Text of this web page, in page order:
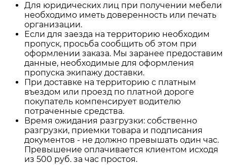
Для юридических лиц при получении мебели
необходимо иметь доверенность или печать
организации.
Если для заезда на территорию необходим
пропуск, просьба сообщить об этом при
оформлении заказа. Мы заранее предоставим
данные, необходимые для оформления
пропуска экипажу доставки.
При доставке на территорию с платным
въездом или проезд по платной дороге
покупатель компенсирует водителю
потраченные средства.
Время ожидания разгрузки: собственно
разгрузки, приемки товара и подписания
документов - не должно превышать один час.
Превышение оплачивается клиентом исходя
из 500 руб. за час простоя.